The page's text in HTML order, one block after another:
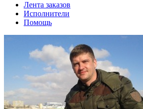
Лента заказов
Исполнители
Помощь